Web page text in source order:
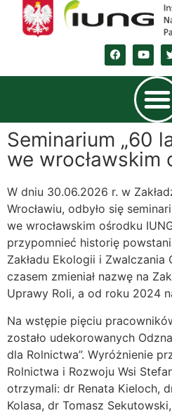
Seminarium „60
we wrocławskim
W dniu 30.06.2026 r. w
Wrocławiu, odbyło się
we wrocławskim ośrodku
przypomnieć historię
Zakładu Ekologii i
czasem zmieniał nazwę na
Uprawy Roli, a od roku 2024
Na wstępie pięciu
zostało udekorowanych
dla Rolnictwa”. Wyróżnienie
Rolnictwa i Rozwoju Wsi
otrzymali: dr Renata Kieloch,
Kolasa, dr Tomasz